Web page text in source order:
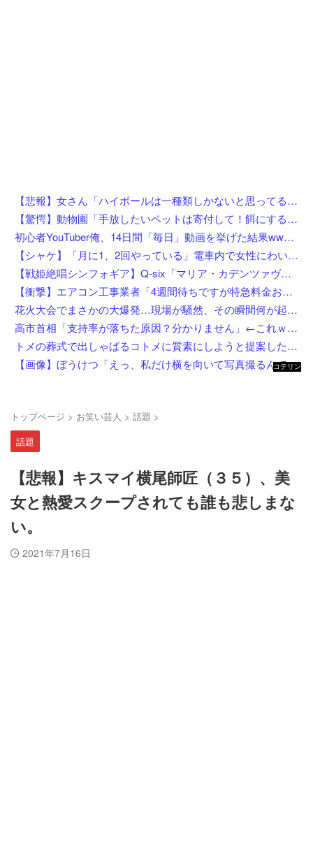
【悲報】女さん「ハイボールは一種類しかないと思ってると恥かくよ」←まさかお前ら知らない訳ないよな？？？？？？？
【驚愕】動物園「手放したいペットは寄付して！餌にするから！」←これってどうなん？w w w w w w w w w w
初心者YouTuber俺、14日間「毎日」動画を挙げた結果wwwwww
【シャケ】「月に1、2回やっている」電車内で女性にわいせつ行為 →学習塾経営の60歳男を逮捕
【戦姫絶唱シンフォギア】Q-six「マリア・カデンツァヴナ・イヴ」フィギュア【8月4日予約開始】
【衝撃】エアコン工事業者「4週間待ちですが特急料金お支払い頂けるなら当日可です」←これw w w w w w w
花火大会でまさかの大爆発…現場が騒然、その瞬間何が起きたのか
高市首相「支持率が落ちた原因？分かりません」←これｗｗｗｗｗｗ
トメの葬式で出しゃばるコトメに質素にしようと提案した私！「あんたは関係ない」と言われたのでお望み通り速攻で帰宅してボイコットしてやった結果←自滅してて最高にスカッとするｗ
【画像】ぼうけつ「えっ、私だけ横を向いて写真撮るんですか？！」→結果w w w w w w w w
コテリン
トップページ > お笑い芸人 > 話題 >
話題
【悲報】キスマイ横尾師匠（３５）、美
女と熱愛スクープされても誰も悲しまな
い。
2021年7月16日